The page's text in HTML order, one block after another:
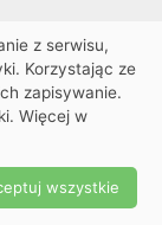
|
Ustawienia
2026
z serwisu,
Korzystając ze
zapisywanie.
Więcej w
wszystkie